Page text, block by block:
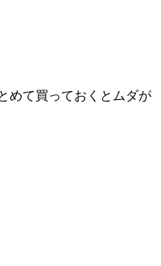
めて買っておくとムダが